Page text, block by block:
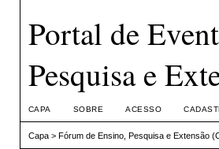
Portal de
Pesquisa e
CAPA SOBRE ACESSO
Capa> Fórum de Ensino, Pesquisa e Extensão